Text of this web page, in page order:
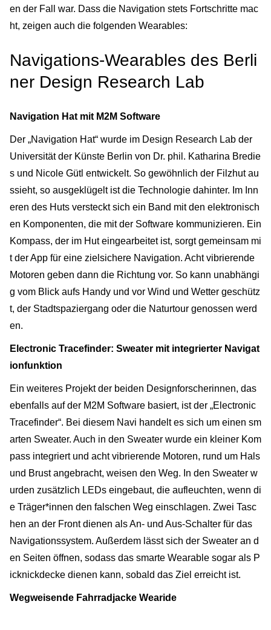
en der Fall war. Dass die Navigation stets Fortschritte mac
ht, zeigen auch die folgenden Wearables:
Navigations-Wearables des Berli
ner Design Research Lab
Navigation Hat mit M2M Software
Der „Navigation Hat“ wurde im Design Research Lab der
Universität der Künste Berlin von Dr. phil. Katharina Bredie
s und Nicole Gütl entwickelt. So gewöhnlich der Filzhut au
ssieht, so ausgeklügelt ist die Technologie dahinter. Im Inn
eren des Huts versteckt sich ein Band mit den elektronisch
en Komponenten, die mit der Software kommunizieren. Ein
Kompass, der im Hut eingearbeitet ist, sorgt gemeinsam mi
t der App für eine zielsichere Navigation. Acht vibrierende
Motoren geben dann die Richtung vor. So kann unabhängi
g vom Blick aufs Handy und vor Wind und Wetter geschütz
t, der Stadtspaziergang oder die Naturtour genossen werd
en.
Electronic Tracefinder: Sweater mit integrierter Navigat
ionfunktion
Ein weiteres Projekt der beiden Designforscherinnen, das
ebenfalls auf der M2M Software basiert, ist der „Electronic
Tracefinder“. Bei diesem Navi handelt es sich um einen sm
arten Sweater. Auch in den Sweater wurde ein kleiner Kom
pass integriert und acht vibrierende Motoren, rund um Hals
und Brust angebracht, weisen den Weg. In den Sweater w
urden zusätzlich LEDs eingebaut, die aufleuchten, wenn di
e Träger*innen den falschen Weg einschlagen. Zwei Tasc
hen an der Front dienen als An- und Aus-Schalter für das
Navigationssystem. Außerdem lässt sich der Sweater an d
en Seiten öffnen, sodass das smarte Wearable sogar als P
icknickdecke dienen kann, sobald das Ziel erreicht ist.
Wegweisende Fahrradjacke Wearide